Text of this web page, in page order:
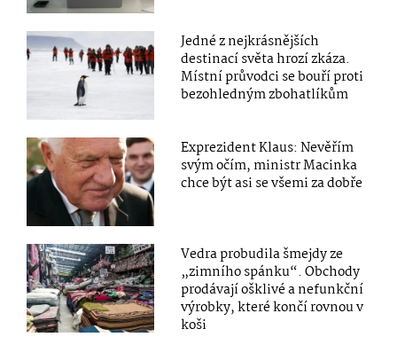
Jedné z nejkrásnějších
destinací světa hrozí zkáza.
Místní průvodci se bouří proti
bezohledným zbohatlíkům
Exprezident Klaus: Nevěřím
svým očím, ministr Macinka
chce být asi se všemi za dobře
Vedra probudila šmejdy ze
„zimního spánku“. Obchody
prodávají ošklivé a nefunkční
výrobky, které končí rovnou v
koši